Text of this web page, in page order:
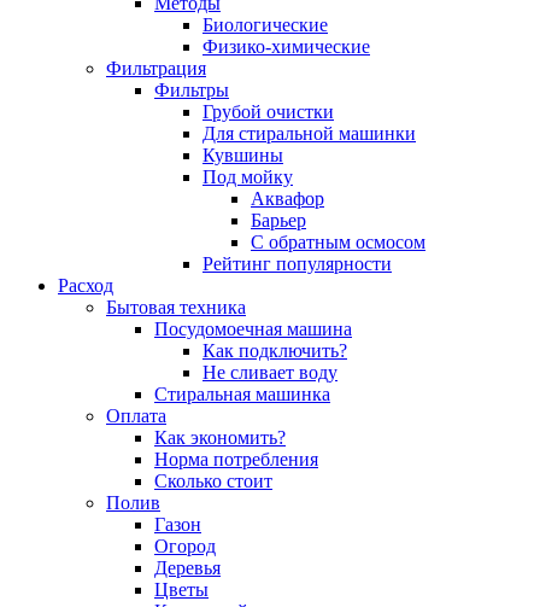
Биологические
Физико-химические
Фильтрация
Фильтры
Грубой очистки
Для стиральной машинки
Кувшины
Под мойку
Аквафор
Барьер
С обратным осмосом
Рейтинг популярности
Расход
Бытовая техника
Посудомоечная машина
Как подключить?
Не сливает воду
Стиральная машинка
Оплата
Как экономить?
Норма потребления
Сколько стоит
Полив
Газон
Огород
Деревья
Цветы